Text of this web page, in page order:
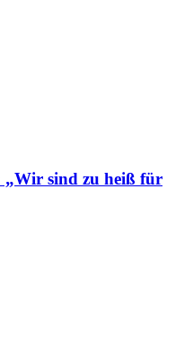
sind zu heiß für